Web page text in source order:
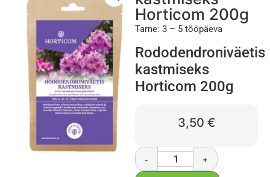
Horticom 200g
Tarne: 3 – 5 tööpäeva
Rododendroniväetis
kastmiseks
Horticom 200g
3,50 €
- +